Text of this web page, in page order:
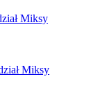
Miksy
Miksy